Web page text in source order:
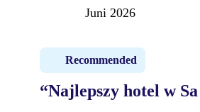
Juni 2026
Recommended
“Najlepszy hotel w